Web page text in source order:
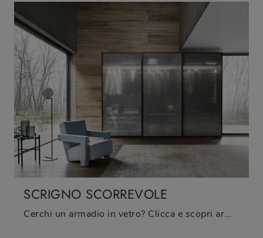
SCRIGNO SCORREVOLE
Cerchi un armadio in vetro? Clicca e scopri armadiature a muro con ante scorrevoli di Sangiacomo.